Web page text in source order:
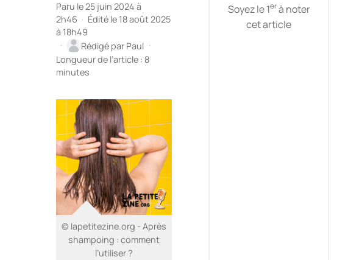
Paru le 25 juin 2024 à
2h46 · Édité le 18 août 2025
à 18h49
·
Rédigé par Paul ·
Longueur de l’article : 8
minutes
© lapetitezine.org - Après
shampoing : comment
l’utiliser ?
Soyez le 1erà noter
cet article